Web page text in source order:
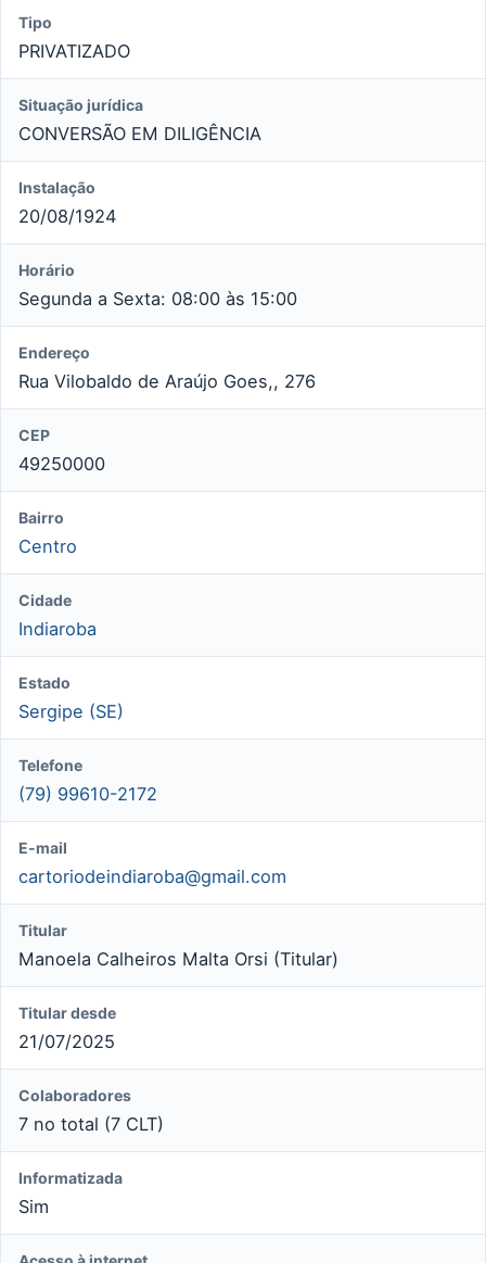
Tipo
PRIVATIZADO
Situação jurídica
CONVERSÃO EM DILIGÊNCIA
Instalação
20/08/1924
Horário
Segunda a Sexta: 08:00 às 15:00
Endereço
Rua Vilobaldo de Araújo Goes,, 276
CEP
49250000
Bairro
Centro
Cidade
Indiaroba
Estado
Sergipe (SE)
Telefone
(79) 99610-2172
E-mail
cartoriodeindiaroba@gmail.com
Titular
Manoela Calheiros Malta Orsi (Titular)
Titular desde
21/07/2025
Colaboradores
7 no total (7 CLT)
Informatizada
Sim